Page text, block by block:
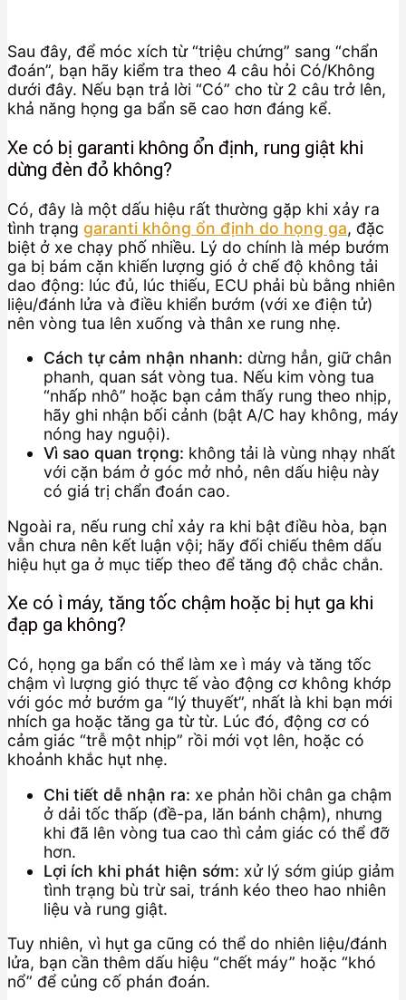
Sau đây, để móc xích từ “triệu chứng” sang “chẩn
đoán”, bạn hãy kiểm tra theo 4 câu hỏi Có/Không
dưới đây. Nếu bạn trả lời “Có” cho từ 2 câu trở lên,
khả năng họng ga bẩn sẽ cao hơn đáng kể.
Xe có bị garanti không ổn định, rung giật khi
dừng đèn đỏ không?
Có, đây là một dấu hiệu rất thường gặp khi xảy ra
tình trạng garanti không ổn định do họng ga, đặc
biệt ở xe chạy phố nhiều. Lý do chính là mép bướm
ga bị bám cặn khiến lượng gió ở chế độ không tải
dao động: lúc đủ, lúc thiếu, ECU phải bù bằng nhiên
liệu/đánh lửa và điều khiển bướm (với xe điện tử)
nên vòng tua lên xuống và thân xe rung nhẹ.
Cách tự cảm nhận nhanh: dừng hẳn, giữ chân
phanh, quan sát vòng tua. Nếu kim vòng tua
“nhấp nhô” hoặc bạn cảm thấy rung theo nhịp,
hãy ghi nhận bối cảnh (bật A/C hay không, máy
nóng hay nguội).
Vì sao quan trọng: không tải là vùng nhạy nhất
với cặn bám ở góc mở nhỏ, nên dấu hiệu này
có giá trị chẩn đoán cao.
Ngoài ra, nếu rung chỉ xảy ra khi bật điều hòa, bạn
vẫn chưa nên kết luận vội; hãy đối chiếu thêm dấu
hiệu hụt ga ở mục tiếp theo để tăng độ chắc chắn.
Xe có ì máy, tăng tốc chậm hoặc bị hụt ga khi
đạp ga không?
Có, họng ga bẩn có thể làm xe ì máy và tăng tốc
chậm vì lượng gió thực tế vào động cơ không khớp
với góc mở bướm ga “lý thuyết”, nhất là khi bạn mới
nhích ga hoặc tăng ga từ từ. Lúc đó, động cơ có
cảm giác “trễ một nhịp” rồi mới vọt lên, hoặc có
khoảnh khắc hụt nhẹ.
Chi tiết dễ nhận ra: xe phản hồi chân ga chậm
ở dải tốc thấp (đề-pa, lăn bánh chậm), nhưng
khi đã lên vòng tua cao thì cảm giác có thể đỡ
hơn.
Lợi ích khi phát hiện sớm: xử lý sớm giúp giảm
tình trạng bù trừ sai, tránh kéo theo hao nhiên
liệu và rung giật.
Tuy nhiên, vì hụt ga cũng có thể do nhiên liệu/đánh
lửa, bạn cần thêm dấu hiệu “chết máy” hoặc “khó
nổ” để củng cố phán đoán.